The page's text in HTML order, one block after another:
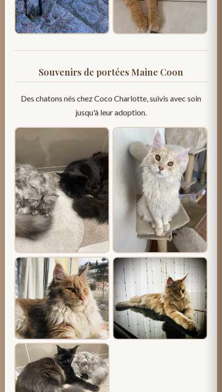
Souvenirs de portées Maine Coon
Des chatons nés chez Coco Charlotte, suivis avec soin
jusqu'à leur adoption.